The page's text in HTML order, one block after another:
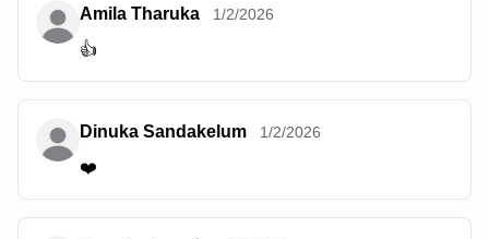
Amila Tharuka 1/2/2026
👍
Dinuka Sandakelum 1/2/2026
❤️